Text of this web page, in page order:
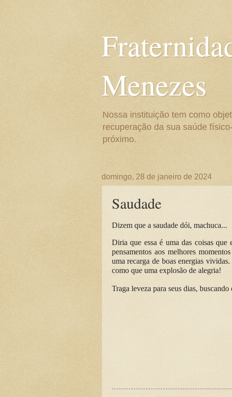
Menezes
Nossa instituição tem como
recuperação da sua saúde
próximo.
domingo, 28 de janeiro de 2024
Saudade
Dizem que a saudade dói, machuca...
Diria que essa é uma das coisas que
pensamentos aos melhores
uma recarga de boas energias
como que uma explosão de alegria!
Traga leveza para seus dias,